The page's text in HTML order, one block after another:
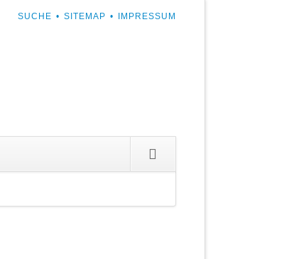
NAVIGATION
SUCHE SITEMAP IMPRESSUM
überspringen